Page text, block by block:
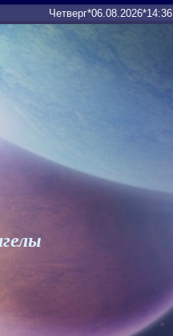
Четверг*06.08.2026*14:36